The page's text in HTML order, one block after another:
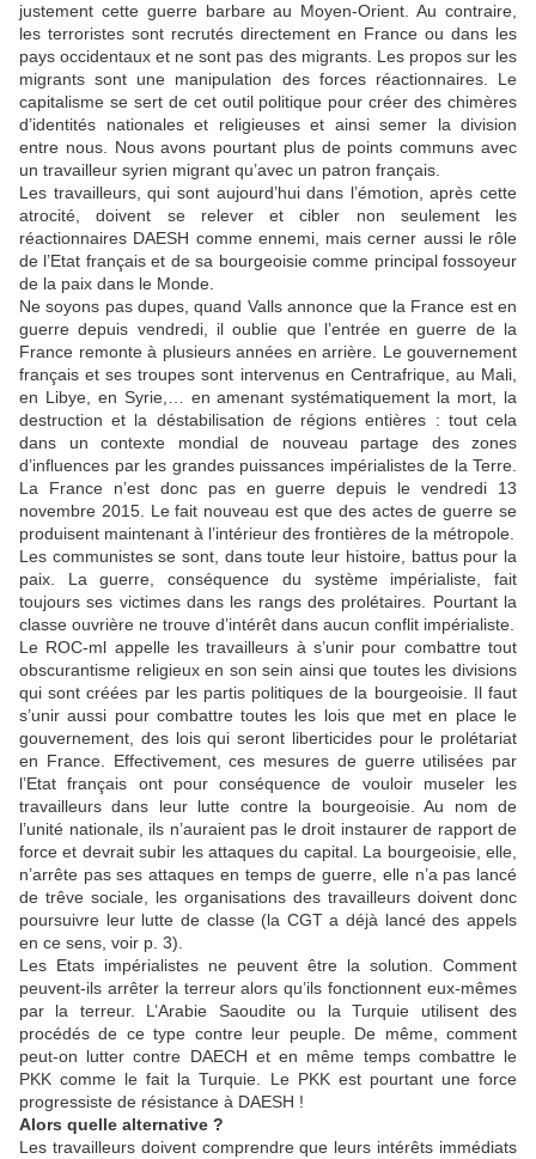
justement cette guerre barbare au Moyen-Orient. Au contraire,
les terroristes sont recrutés directement en France ou dans les
pays occidentaux et ne sont pas des migrants. Les propos sur les
migrants sont une manipulation des forces réactionnaires. Le
capitalisme se sert de cet outil politique pour créer des chimères
d’identités nationales et religieuses et ainsi semer la division
entre nous. Nous avons pourtant plus de points communs avec
un travailleur syrien migrant qu’avec un patron français.
Les travailleurs, qui sont aujourd’hui dans l’émotion, après cette
atrocité, doivent se relever et cibler non seulement les
réactionnaires DAESH comme ennemi, mais cerner aussi le rôle
de l’Etat français et de sa bourgeoisie comme principal fossoyeur
de la paix dans le Monde.
Ne soyons pas dupes, quand Valls annonce que la France est en
guerre depuis vendredi, il oublie que l’entrée en guerre de la
France remonte à plusieurs années en arrière. Le gouvernement
français et ses troupes sont intervenus en Centrafrique, au Mali,
en Libye, en Syrie,… en amenant systématiquement la mort, la
destruction et la déstabilisation de régions entières : tout cela
dans un contexte mondial de nouveau partage des zones
d’influences par les grandes puissances impérialistes de la Terre.
La France n’est donc pas en guerre depuis le vendredi 13
novembre 2015. Le fait nouveau est que des actes de guerre se
produisent maintenant à l’intérieur des frontières de la métropole.
Les communistes se sont, dans toute leur histoire, battus pour la
paix. La guerre, conséquence du système impérialiste, fait
toujours ses victimes dans les rangs des prolétaires. Pourtant la
classe ouvrière ne trouve d’intérêt dans aucun conflit impérialiste.
Le ROC-ml appelle les travailleurs à s’unir pour combattre tout
obscurantisme religieux en son sein ainsi que toutes les divisions
qui sont créées par les partis politiques de la bourgeoisie. Il faut
s’unir aussi pour combattre toutes les lois que met en place le
gouvernement, des lois qui seront liberticides pour le prolétariat
en France. Effectivement, ces mesures de guerre utilisées par
l’Etat français ont pour conséquence de vouloir museler les
travailleurs dans leur lutte contre la bourgeoisie. Au nom de
l’unité nationale, ils n’auraient pas le droit instaurer de rapport de
force et devrait subir les attaques du capital. La bourgeoisie, elle,
n’arrête pas ses attaques en temps de guerre, elle n’a pas lancé
de trêve sociale, les organisations des travailleurs doivent donc
poursuivre leur lutte de classe (la CGT a déjà lancé des appels
en ce sens, voir p. 3).
Les Etats impérialistes ne peuvent être la solution. Comment
peuvent-ils arrêter la terreur alors qu’ils fonctionnent eux-mêmes
par la terreur. L’Arabie Saoudite ou la Turquie utilisent des
procédés de ce type contre leur peuple. De même, comment
peut-on lutter contre DAECH et en même temps combattre le
PKK comme le fait la Turquie. Le PKK est pourtant une force
progressiste de résistance à DAESH !
Alors quelle alternative ?
Les travailleurs doivent comprendre que leurs intérêts immédiats